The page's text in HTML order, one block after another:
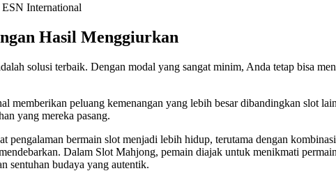
International
Hasil Menggiurkan
solusi terbaik. Dengan modal yang sangat minim, Anda tetap bisa
memberikan peluang kemenangan yang lebih besar dibandingkan slot
yang mereka pasang.
pengalaman bermain slot menjadi lebih hidup, terutama dengan
Dalam Slot Mahjong, pemain diajak untuk menikmati
sentuhan budaya yang autentik.